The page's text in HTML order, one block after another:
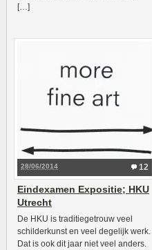
[…]
12
28/06/2014
Eindexamen Expositie; HKU
Utrecht
De HKU is traditiegetrouw veel
schilderkunst en veel degelijk werk.
Dat is ook dit jaar niet veel anders.